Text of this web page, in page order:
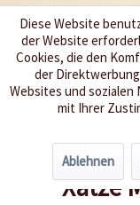
Menü
Übersicht
Xatze
Diese Website
der Website
Cookies, die den
der
Websites und
mit Ihrer
Ablehnen